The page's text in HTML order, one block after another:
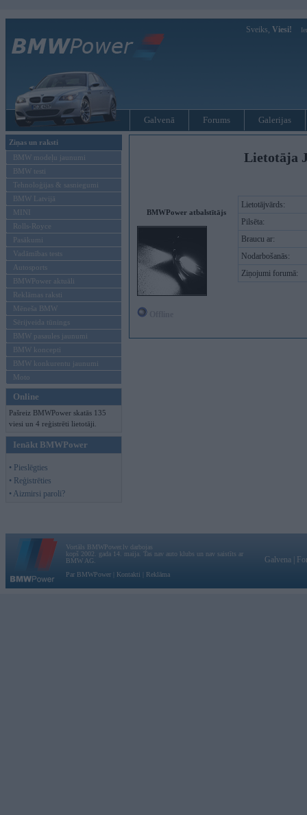
Sveiks, Viesi!
Galvenā Forums Galerijas
Ziņas un raksti
BMW modeļu jaunumi
BMW testi
Tehnoloģijas & sasniegumi
BMW Latvijā
MINI
Rolls-Royce
Pasākumi
Vadāmības tests
Autosports
BMWPower aktuāli
Reklāmas raksti
Mēneša BMW
Sērijveida tūnings
BMW pasaules jaunumi
BMW koncepti
BMW konkurentu jaunumi
Moto
Online
Pašreiz BMWPower skatās 135
viesi un 4 reģistrēti lietotāji.
Ienākt BMWPower
• Pieslēgties
• Reģistrēties
• Aizmirsi paroli?
Lietotāja
BMWPower atbalstītājs
Lietotājvārds:
Pilsēta:
Braucu ar:
Nodarbošanās:
Ziņojumi forumā:
Vortāls BMWPower.lv darbojas
kopš 2002. gada 14. maija. Tas nav auto klubs un nav saistīts ar
BMW AG.
Par BMWPower
Kontakti Reklāma
Galvena